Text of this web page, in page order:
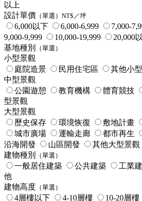
以上
設計單價 （單選）NT$／坪
6,000以下 6,000-6,999 7,000-
9,000-9,999
10,000-19,999 20,000
基地種別
（單選）
小型景觀
庭院造景
民用住宅區
其他小
中型景觀
公園遊憩
教育機構 體育競技
型景觀
大型景觀
歷史保存
環境恢復 敷地計畫
城市廣場
運輸走廊 都市再生
沿海開發
山區開發
其他大型景觀
建物種別
（單選）
一般居住建築 公共建築 工業
他
建物高度 （單選）
4層樓以下 4-10層樓 10-20層樓